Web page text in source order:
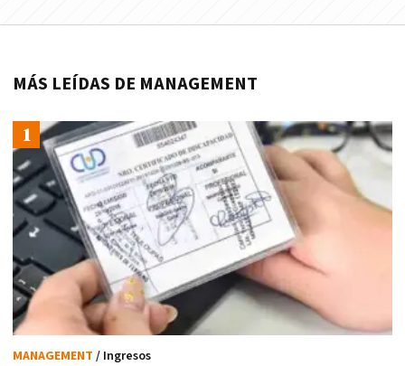
MÁS LEÍDAS DE MANAGEMENT
MANAGEMENT / Ingresos